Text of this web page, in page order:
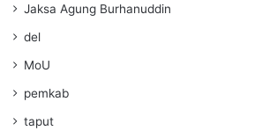
Jaksa Agung Burhanuddin
del
MoU
pemkab
taput